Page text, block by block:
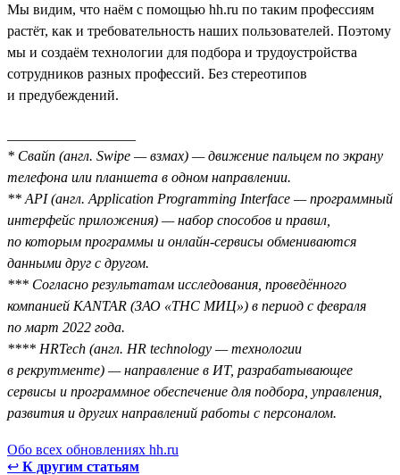
Мы видим, что наём с помощью hh.ru по таким профессиям
растёт, как и требовательность наших пользователей. Поэтому
мы и создаём технологии для подбора и трудоустройства
сотрудников разных профессий. Без стереотипов
и предубеждений.
* Свайп (англ. Swipe — взмах) — движение пальцем по экрану
телефона или планшета в одном направлении.
** API (англ. Application Programming Interface — программный
интерфейс приложения) — набор способов и правил,
по которым программы и онлайн-сервисы обмениваются
данными друг с другом.
*** Согласно результатам исследования, проведённого
компанией KANTAR (ЗАО «ТНС МИЦ») в период с февраля
по март 2022 года.
**** HRTech (англ. HR technology — технологии
в рекрутменте) — направление в ИТ, разрабатывающее
сервисы и программное обеспечение для подбора, управления,
развития и других направлений работы с персоналом.
Обо всех обновлениях hh.ru
↩ К другим статьям